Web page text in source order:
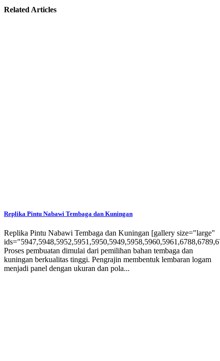
Related Articles
Replika Pintu Nabawi Tembaga dan Kuningan
Replika Pintu Nabawi Tembaga dan Kuningan [gallery size="large"
Proses pembuatan dimulai dari pemilihan bahan tembaga dan
kuningan berkualitas tinggi. Pengrajin membentuk lembaran logam
menjadi panel dengan ukuran dan pola...